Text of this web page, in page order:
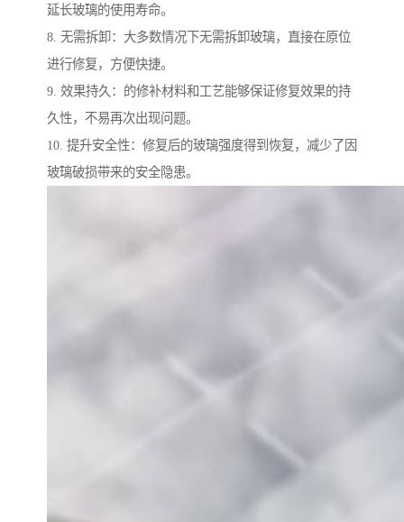
延长玻璃的使用寿命。
8. 无需拆卸：大多数情况下无需拆卸玻璃，直接在原位
进行修复，方便快捷。
9. 效果持久：的修补材料和工艺能够保证修复效果的持
久性，不易再次出现问题。
10. 提升安全性：修复后的玻璃强度得到恢复，减少了因
玻璃破损带来的安全隐患。